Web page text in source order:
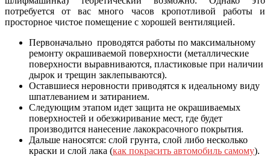
потребуется от вас много часов кропотливой работы и
просторное чистое помещение с хорошей вентиляцией.
Первоначально проводятся работы по максимальному
ремонту окрашиваемой поверхности (металлические
поверхности выравниваются, пластиковые при наличии
дырок и трещин заклепываются).
Оставшиеся неровности приводятся к идеальному виду
шпатлеванием и затиранием.
Следующим этапом идет защита не окрашиваемых
поверхностей и обезжиривание мест, где будет
производится нанесение лакокрасочного покрытия.
Дальше наносятся: слой грунта, слой либо несколько
краски и слой лака (как покрасить автомобиль самому).